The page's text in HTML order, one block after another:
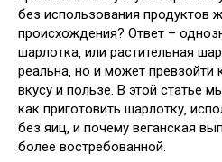
без использования продуктов
происхождения? Ответ –
шарлотка‚ или растительная
реальна‚ но и может превзойти
вкусу и пользе. В этой статье
как приготовить шарлотку‚
без яиц‚ и почему веганская
более востребованной.